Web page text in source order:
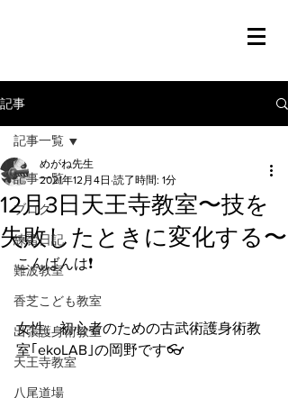
記事
記事一覧
ブログ
練習日記
難波教室
香芝こども教室
出張護身術教室
天王寺教室
八尾道場
記事一覧
12月3日天王寺教室〜技を
失敗したときに変化する〜
めがね先生
2021年12月4日 読了時間: 1分
こんばんは❗️
女性、初心者のための古武術護身術教
室｢ekoLAB｣の岡野です👓